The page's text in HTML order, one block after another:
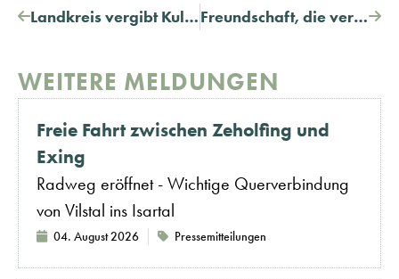
Landkreis vergibt Kulturpreise Freundschaft, die verbindet – seit über 25 Jahren
WEITERE MELDUNGEN
Freie Fahrt zwischen Zeholfing und
Exing
Radweg eröffnet - Wichtige Querverbindung
von Vilstal ins Isartal
04. August 2026 Pressemitteilungen